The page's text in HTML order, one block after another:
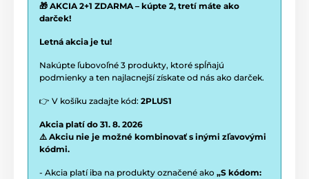
🎁 AKCIA 2+1 ZDARMA – kúpte 2, tretí máte ako
darček!
Letná akcia je tu!
Nakúpte ľubovoľné 3 produkty, ktoré spĺňajú
podmienky a ten najlacnejší získate od nás ako darček.
👉 V košíku zadajte kód: 2PLUS1
Akcia platí do 31. 8. 2026
⚠️ Akciu nie je možné kombinovať s inými zľavovými
kódmi.
- Akcia platí iba na produkty označené ako „S kódom: